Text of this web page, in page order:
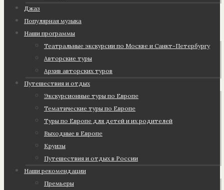
Джаз
Популярная музыка
Наши программы
Театральные экскурсии по Москве и Санкт-Петербургу
Авторские туры
Архив авторских туров
Путешествия и отдых
Экскурсионные туры по Европе
Тематические туры по Европе
Туры по Европе для детей и их родителей
Выходные в Европе
Круизы
Путешествия и отдых в России
Наши рекомендации
Премьеры